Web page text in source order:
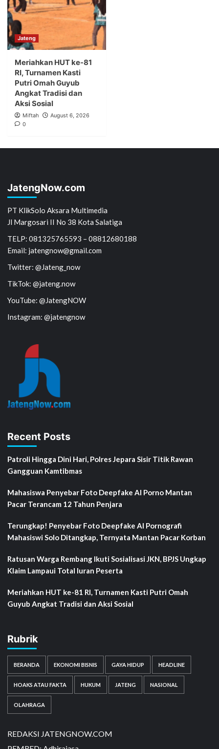
Jateng
Meriahkan HUT ke-81
RI, Turnamen Kasti
Putri Omah Guyub
Angkat Tradisi dan
Aksi Sosial
Miftah
August 6, 2026
0
JatengNow.com
PT KlikSolo Aksara Multimedia
Jl Margosari II No 38 Kota Salatiga
TELP: 081325765593 – 08812680188
Email: jatengnow@gmail.com
Twitter: @Jateng_now
TikTok: @jateng.now
YouTube: @JatengNOW
Instagram: @jatengnow
Recent Posts
Patroli Hingga Dini Hari, Polres Jepara Sisir Titik Rawan
Gangguan Kamtibmas
Mahasiswa Penyebar Foto Deepfake AI Porno Mantan
Pacar Terancam 12 Tahun Penjara
Terungkap! Penyebar Foto Deepfake AI Pornografi
Mahasiswi Solo Ditangkap, Ternyata Mantan Pacar Korban
Ratusan Warga Rembang Ikuti Sosialisasi JKN, BPJS Ungkap
Klaim Lampaui Total Iuran Peserta
Meriahkan HUT ke-81 RI, Turnamen Kasti Putri Omah
Guyub Angkat Tradisi dan Aksi Sosial
Rubrik
BERANDA EKONOMI BISNIS GAYA HIDUP HEADLINE
HOAKS ATAU FAKTA HUKUM JATENG NASIONAL
OLAHRAGA
REDAKSI JATENGNOW.COM